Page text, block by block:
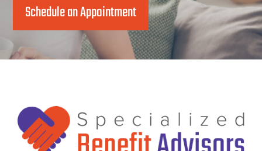
Schedule an Appointment
Footer